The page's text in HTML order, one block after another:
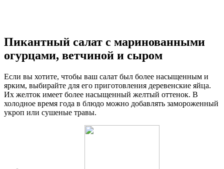
Пикантный салат с маринованными
огурцами, ветчиной и сыром
Если вы хотите, чтобы ваш салат был более насыщенным и
ярким, выбирайте для его приготовления деревенские яйца.
Их желток имеет более насыщенный желтый оттенок. В
холодное время года в блюдо можно добавлять замороженный
укроп или сушеные травы.